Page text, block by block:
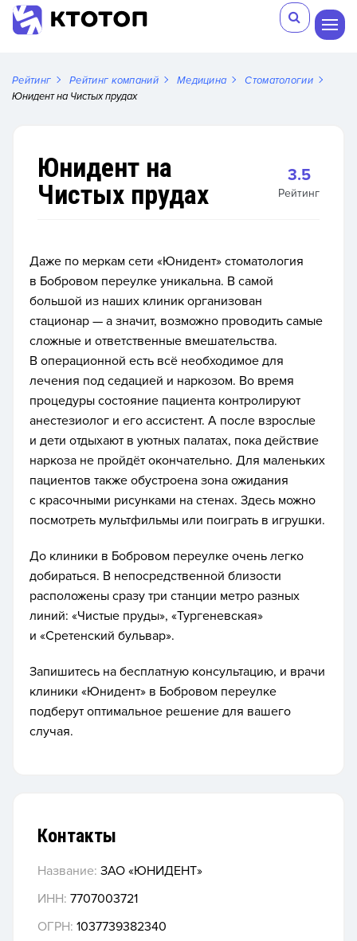
Рейтинг Рейтинг компаний Медицина
Стоматологии
Юнидент на Чистых прудах
Юнидент на
Чистых прудах
3.5
Рейтинг
Даже по меркам сети «Юнидент» стоматология
в Бобровом переулке уникальна. В самой
большой из наших клиник организован
стационар — а значит, возможно проводить самые
сложные и ответственные вмешательства.
В операционной есть всё необходимое для
лечения под седацией и наркозом. Во время
процедуры состояние пациента контролируют
анестезиолог и его ассистент. А после взрослые
и дети отдыхают в уютных палатах, пока действие
наркоза не пройдёт окончательно. Для маленьких
пациентов также обустроена зона ожидания
с красочными рисунками на стенах. Здесь можно
посмотреть мультфильмы или поиграть в игрушки.
До клиники в Бобровом переулке очень легко
добираться. В непосредственной близости
расположены сразу три станции метро разных
линий: «Чистые пруды», «Тургеневская»
и «Сретенский бульвар».
Запишитесь на бесплатную консультацию, и врачи
клиники «Юнидент» в Бобровом переулке
подберут оптимальное решение для вашего
случая.
Контакты
Название: ЗАО «ЮНИДЕНТ»
ИНН: 7707003721
ОГРН: 1037739382340